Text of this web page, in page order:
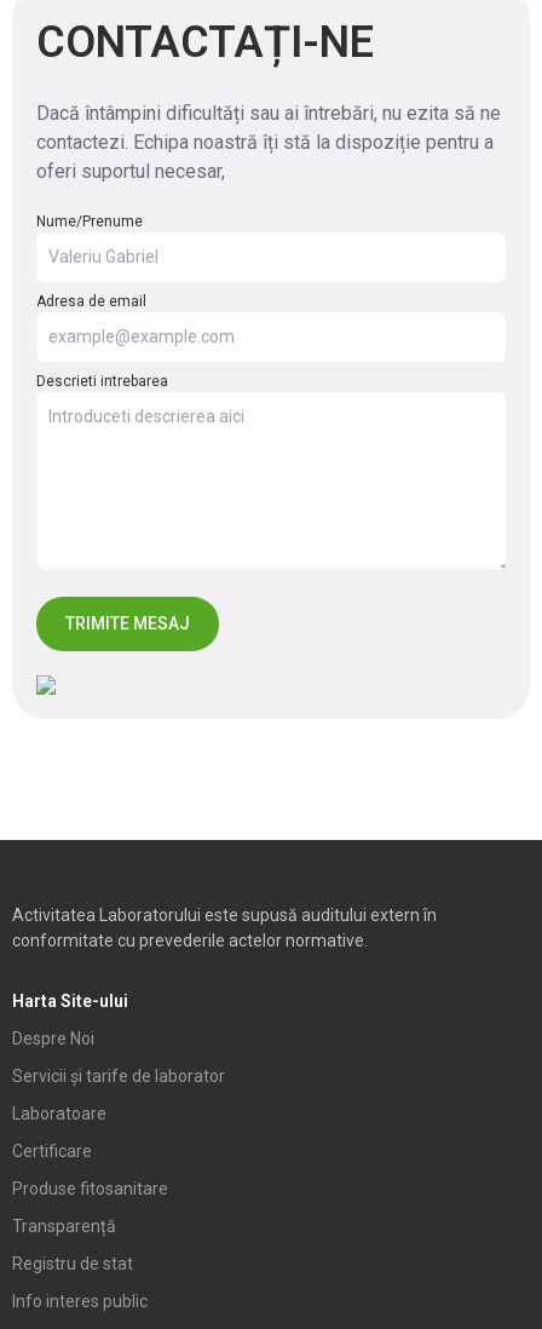
CONTACTAȚI-NE
Dacă întâmpini dificultăți sau ai întrebări, nu ezita să ne
contactezi. Echipa noastră îți stă la dispoziție pentru a
oferi suportul necesar,
Nume/Prenume
Adresa de email
Descrieti intrebarea
Activitatea Laboratorului este supusă auditului extern în
conformitate cu prevederile actelor normative.
Harta Site-ului
Despre Noi
Servicii și tarife de laborator
Laboratoare
Certificare
Produse fitosanitare
Transparență
Registru de stat
Info interes public